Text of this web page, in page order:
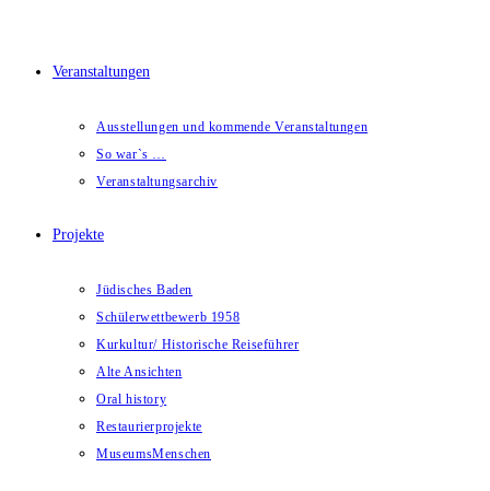
Veranstaltungen
Ausstellungen und kommende Veranstaltungen
So war`s …
Veranstaltungsarchiv
Projekte
Jüdisches Baden
Schülerwettbewerb 1958
Kurkultur/ Historische Reiseführer
Alte Ansichten
Oral history
Restaurierprojekte
MuseumsMenschen